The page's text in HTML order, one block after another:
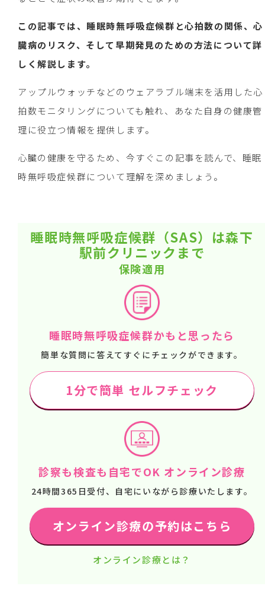
この記事では、睡眠時無呼吸症候群と心拍数の関係、心
臓病のリスク、そして早期発見のための方法について詳
しく解説します。
アップルウォッチなどのウェアラブル端末を活用した心
拍数モニタリングについても触れ、あなた自身の健康管
理に役立つ情報を提供します。
心臓の健康を守るため、今すぐこの記事を読んで、睡眠
時無呼吸症候群について理解を深めましょう。
睡眠時無呼吸症候群（SAS）は森下
駅前クリニックまで
保険適用
睡眠時無呼吸症候群かもと思ったら
簡単な質問に答えてすぐにチェックができます。
1分で簡単 セルフチェック
診察も検査も自宅でOK オンライン診療
24時間365日受付、自宅にいながら診療いたします。
オンライン診療の予約はこちら
オンライン診療とは？